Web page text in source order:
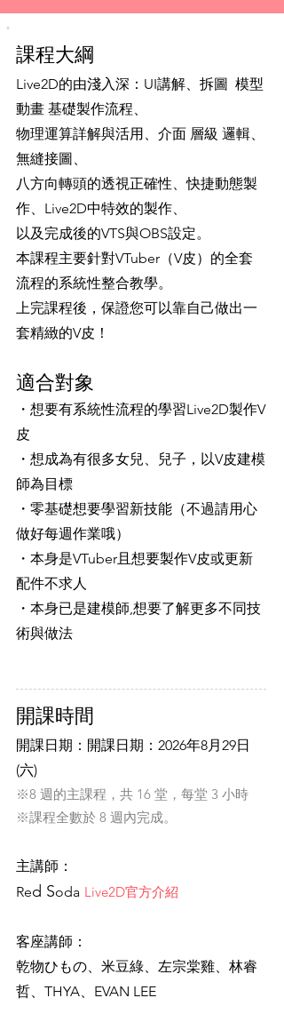
課程大綱
Live2D的由淺入深：UI講解、拆圖 模型
動畫 基礎製作流程、
物理運算詳解與活用、介面 層級 邏輯、
無縫接圖、
八方向轉頭的透視正確性、快捷動態製
作、Live2D中特效的製作、
以及完成後的VTS與OBS設定。
本課程主要針對VTuber（V皮）的全套
流程的系統性整合教學。
上完課程後，保證您可以靠自己做出一
套精緻的V皮！
適合對象
・想要有系統性流程的學習Live2D製作V
皮
・想成為有很多女兒、兒子，以V皮建模
師為目標
・零基礎想要學習新技能（不過請用心
做好每週作業哦）
・本身是VTuber且想要製作V皮或更新
配件不求人
・本身已是建模師,想要了解更多不同技
術與做法
開課時間
開課日期：開課日期：2026年8月29日
(六)
※8 週的主課程，共 16 堂，每堂 3 小時
※課程全數於 8 週內完成。
​主講師：
Red Soda Live2D官方介紹
客座講師：
乾物ひもの、米豆綠、左宗棠雞、 林睿
哲、THYA、 EVAN LEE